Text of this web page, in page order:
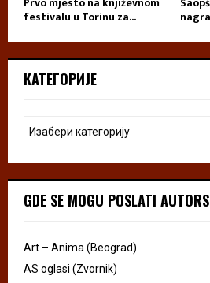
festivalu u Torinu za...
КАТЕГОРИЈЕ
GDE SE MOGU POSLATI
Art – Anima (Beograd)
AS oglasi (Zvornik)